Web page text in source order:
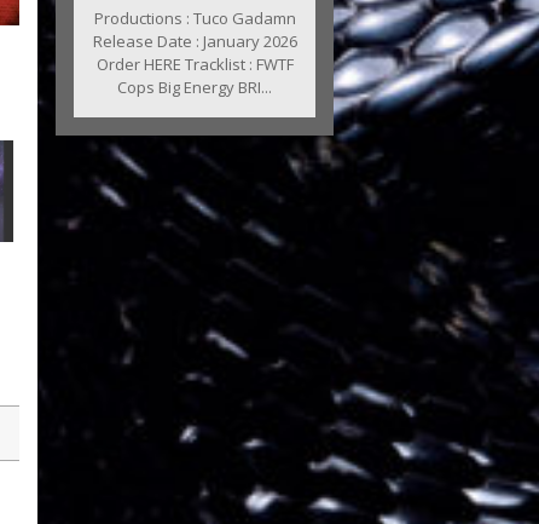
Productions : Tuco Gadamn
Release Date : January 2026
Order HERE Tracklist : FWTF
Cops Big Energy BRI...